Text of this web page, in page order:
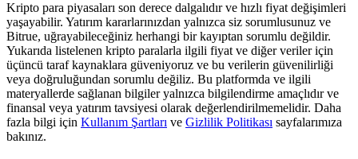
Rehber
Kripto para piyasaları son derece dalgalıdır ve hızlı fiyat değişimleri
yaşayabilir. Yatırım kararlarınızdan yalnızca siz sorumlusunuz ve
Bitrue, uğrayabileceğiniz herhangi bir kayıptan sorumlu değildir.
Yukarıda listelenen kripto paralarla ilgili fiyat ve diğer veriler için
üçüncü taraf kaynaklara güveniyoruz ve bu verilerin güvenilirliği
veya doğruluğundan sorumlu değiliz. Bu platformda ve ilgili
materyallerde sağlanan bilgiler yalnızca bilgilendirme amaçlıdır ve
finansal veya yatırım tavsiyesi olarak değerlendirilmemelidir. Daha
fazla bilgi için Kullanım Şartları ve Gizlilik Politikası sayfalarımıza
bakınız.